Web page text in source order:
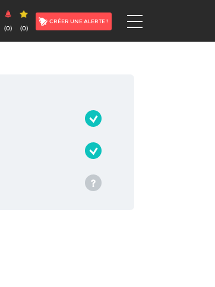
(0) (0)
CRÉER UNE ALERTE !